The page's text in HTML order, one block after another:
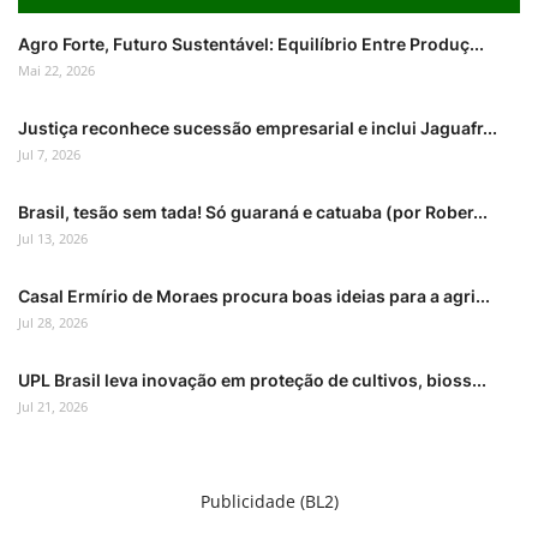
Agro Forte, Futuro Sustentável: Equilíbrio Entre Produç...
Mai 22, 2026
Justiça reconhece sucessão empresarial e inclui Jaguafr...
Jul 7, 2026
Brasil, tesão sem tada! Só guaraná e catuaba (por Rober...
Jul 13, 2026
Casal Ermírio de Moraes procura boas ideias para a agri...
Jul 28, 2026
UPL Brasil leva inovação em proteção de cultivos, bioss...
Jul 21, 2026
Publicidade (BL2)